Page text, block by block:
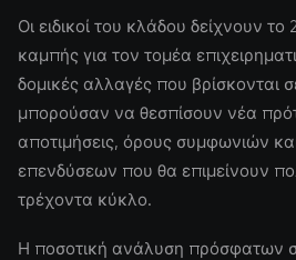
Οι ειδικοί του κλάδου δείχνουν
καμπής για τον τομέα
δομικές αλλαγές που βρίσκονται
μπορούσαν να θεσπίσουν νέα
αποτιμήσεις, όρους συμφωνιών
επενδύσεων που θα επιμείνουν
τρέχοντα κύκλο.
Η ποσοτική ανάλυση πρόσφατων